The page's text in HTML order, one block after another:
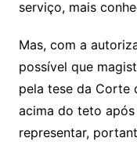
serviço, mais
Mas, com a
possível que
pela tese da Corte
acima do teto
representar,